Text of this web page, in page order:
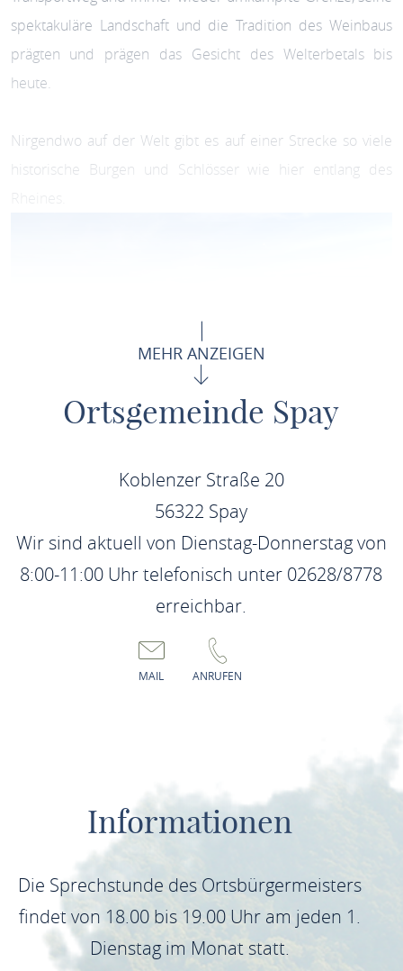
spektakuläre Landschaft und die Tradition des Weinbaus
prägten und prägen das Gesicht des Welterbetals bis
heute.
Nirgendwo auf der Welt gibt es auf einer Strecke so viele
historische Burgen und Schlösser wie hier entlang des
Panorama auf Spay und die Marksburg
Geniessen Sie die Reise zwischen Koblenz und
Bingen/Rüdesheim am Besten mit einem der zahlreichen
Stadt und einigen Gemeinde am Rhein. Mehr
Informationen erhalten Sie
hier.
MEHR ANZEIGEN
Ortsgemeinde Spay
Koblenzer Straße 20
56322 Spay
Wir sind aktuell von Dienstag-Donnerstag von
8:00-11:00 Uhr telefonisch unter 02628/8778
erreichbar.
MAIL ANRUFEN
Informationen
Die Sprechstunde des Ortsbürgermeisters
findet von 18.00 bis 19.00 Uhr am jeden 1.
Dienstag im Monat statt.